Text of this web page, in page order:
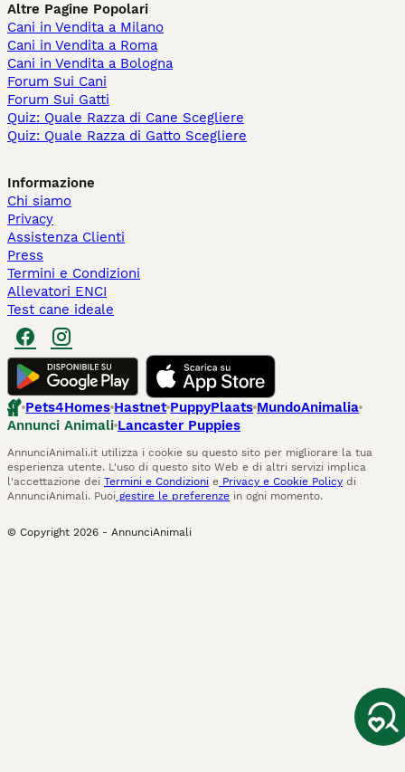
Altre Pagine Popolari
Cani in Vendita a Milano
Cani in Vendita a Roma
Cani in Vendita a Bologna
Forum Sui Cani
Forum Sui Gatti
Quiz: Quale Razza di Cane Scegliere
Quiz: Quale Razza di Gatto Scegliere
Informazione
Chi siamo
Privacy
Assistenza Clienti
Press
Termini e Condizioni
Allevatori ENCI
Test cane ideale
Pets4Homes Hastnet PuppyPlaats MundoAnimalia
Annunci Animali Lancaster Puppies
AnnunciAnimali.it utilizza i cookie su questo sito per migliorare la tua
esperienza utente. L'uso di questo sito Web e di altri servizi implica
l'accettazione dei Termini e Condizioni e Privacy e Cookie Policy di
AnnunciAnimali. Puoi gestire le preferenze in ogni momento.
© Copyright 2026 - AnnunciAnimali